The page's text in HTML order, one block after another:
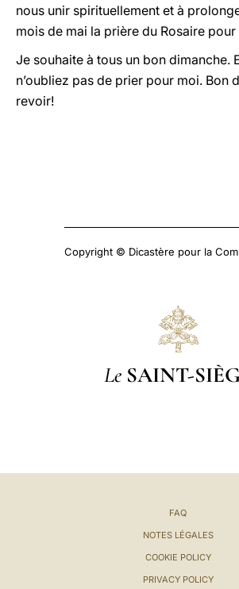
nous unir spirituellement et à
mois de mai la prière du Rosaire
Je souhaite à tous un bon dimanche.
n’oubliez pas de prier pour moi. Bon
revoir!
Copyright © Dicastère pour la
Le SAINT-
FAQ
NOTES LÉGALES
COOKIE POLICY
PRIVACY POLICY